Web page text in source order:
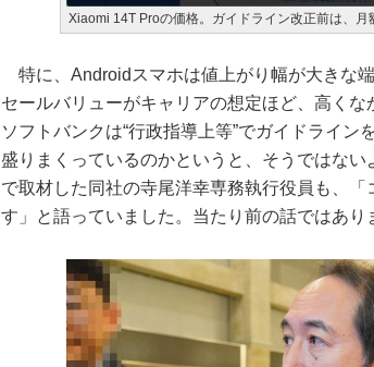
Xiaomi 14T Proの価格。ガイドライン改正前は、月
特に、Androidスマホは値上がり幅が大きな
セールバリューがキャリアの想定ほど、高くな
ソフトバンクは“行政指導上等”でガイドライン
盛りまくっているのかというと、そうではない
で取材した同社の寺尾洋幸専務執行役員も、「
す」と語っていました。当たり前の話ではあり